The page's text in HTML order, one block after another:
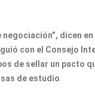
negociación”, dicen
con el Consejo
de sellar un pacto
de estudio